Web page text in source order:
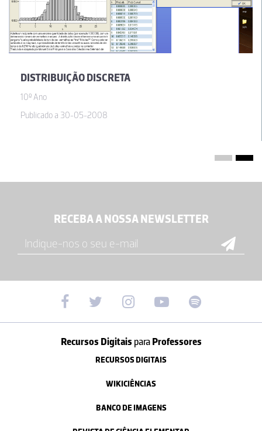
DISTRIBUIÇÃO DISCRETA
10º Ano
Publicado a 30-05-2008
RECEBA A NOSSA NEWSLETTER
Recursos Digitais paraProfessores
RECURSOS DIGITAIS
WIKICIÊNCIAS
BANCO DE IMAGENS